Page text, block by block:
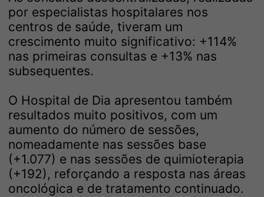
por especialistas hospitalares nos
centros de saúde, tiveram um
crescimento muito significativo: +114%
nas primeiras consultas e +13% nas
subsequentes.
O Hospital de Dia apresentou também
resultados muito positivos, com um
aumento do número de sessões,
nomeadamente nas sessões base
(+1.077) e nas sessões de quimioterapia
(+192), reforçando a resposta nas áreas
oncológica e de tratamento continuado.